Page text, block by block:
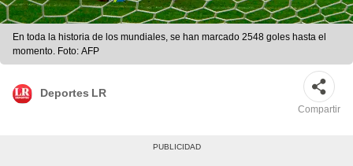
En toda la historia de los mundiales, se han marcado 2548 goles hasta el
momento. Foto: AFP
Deportes LR
Compartir